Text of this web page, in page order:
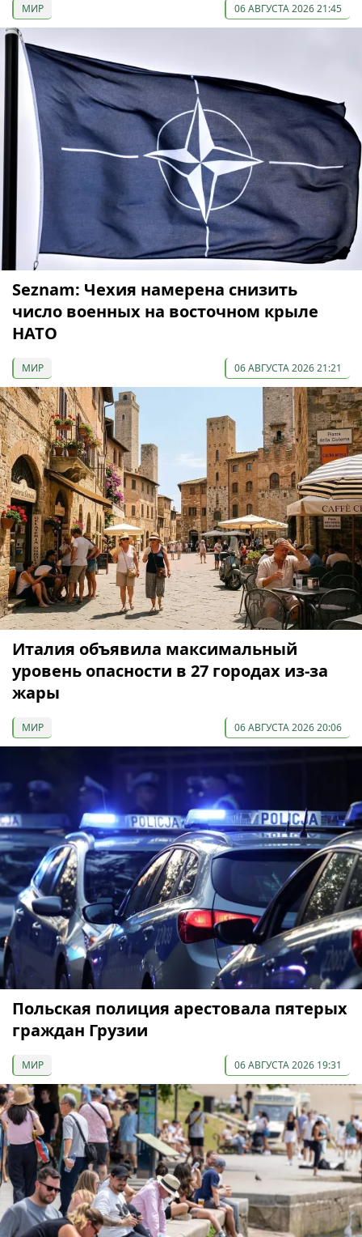
МИР 06 АВГУСТА 2026 21:45
Seznam: Чехия намерена снизить
число военных на восточном крыле
НАТО
МИР 06 АВГУСТА 2026 21:21
Италия объявила максимальный
уровень опасности в 27 городах из-за
жары
МИР 06 АВГУСТА 2026 20:06
Польская полиция арестовала пятерых
граждан Грузии
МИР 06 АВГУСТА 2026 19:31